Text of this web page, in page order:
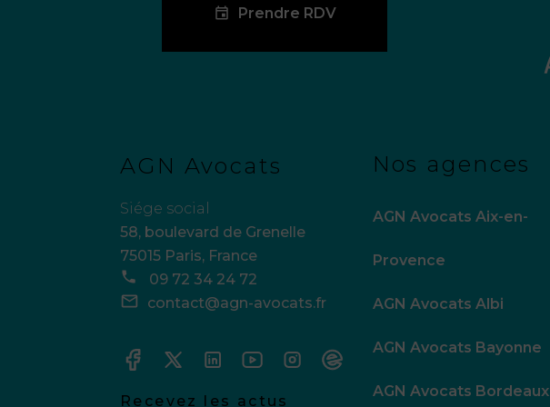
Prendre RDV
AGN Avocats
Siége social
58, boulevard de Grenelle
75015 Paris, France
09 72 34 24 72
contact@agn-avocats.fr
Recevez les actus
Nos agences
AGN Avocats Aix-en-
Provence
AGN Avocats Albi
AGN Avocats Bayonne
AGN Avocats Bordeaux